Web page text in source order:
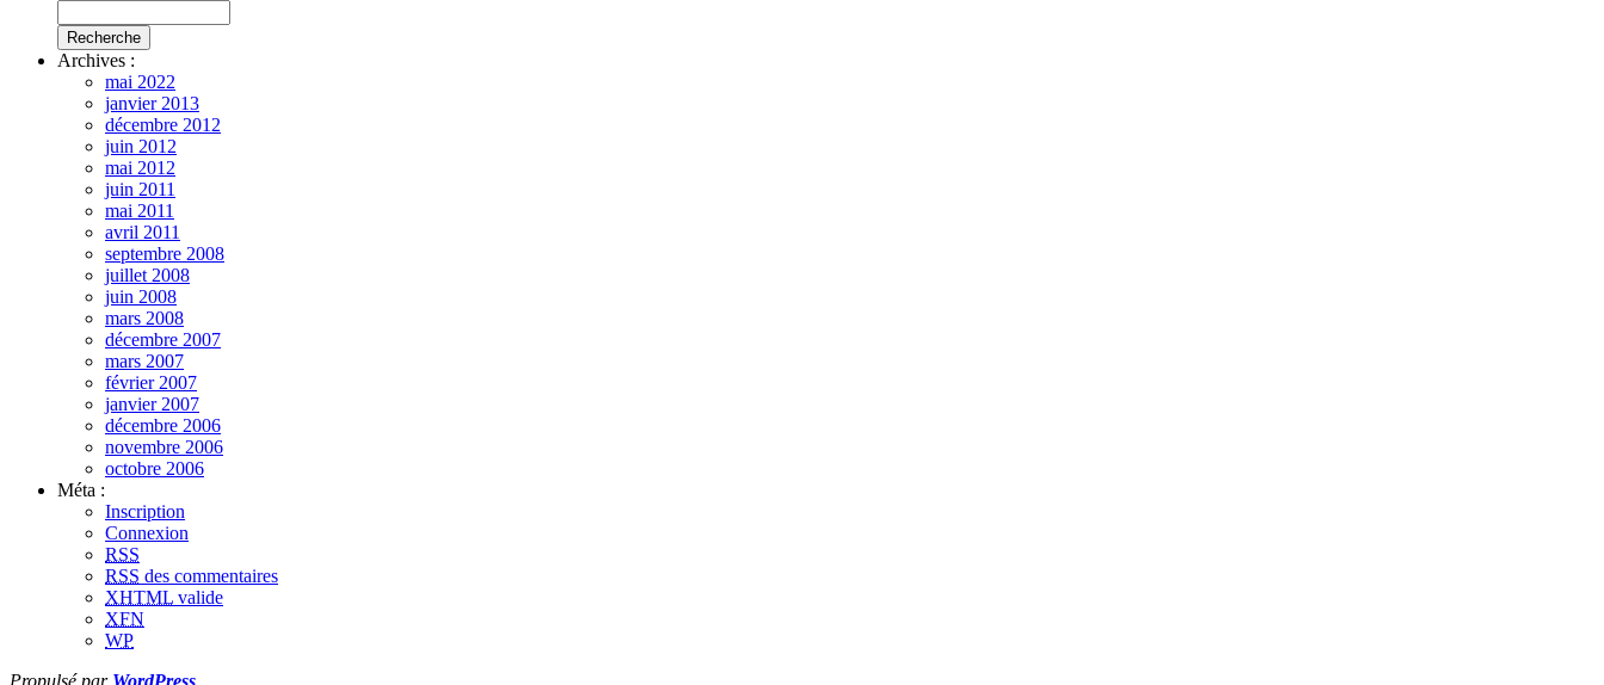
Archives :
mai 2022
janvier 2013
décembre 2012
juin 2012
mai 2012
juin 2011
mai 2011
avril 2011
septembre 2008
juillet 2008
juin 2008
mars 2008
décembre 2007
mars 2007
février 2007
janvier 2007
décembre 2006
novembre 2006
octobre 2006
Méta :
Inscription
Connexion
RSS
RSS des commentaires
XHTML valide
XFN
WP
Propulsé par WordPress